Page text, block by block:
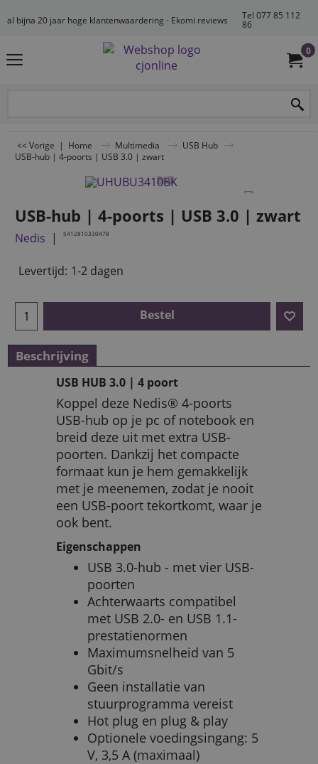
al bijna 20 jaar hoge klantenwaardering - Ekomi reviews
Tel 077 85 112
86
0
<< Vorige | Home Multimedia
USB Hub
USB-hub | 4-poorts | USB 3.0 | zwart
USB-hub | 4-poorts | USB 3.0 | zwart
Nedis 5412810330478
Levertijd: 1-2 dagen
Bestel
Beschrijving
USB HUB 3.0 | 4 poort
Koppel deze Nedis® 4-poorts
USB-hub op je pc of notebook en
breid deze uit met extra USB-
poorten. Dankzij het compacte
formaat kun je hem gemakkelijk
met je meenemen, zodat je nooit
een USB-poort tekortkomt, waar je
ook bent.
Eigenschappen
USB 3.0-hub - met vier USB-
poorten
Achterwaarts compatibel
met USB 2.0- en USB 1.1-
prestatienormen
Maximumsnelheid van 5
Gbit/s
Geen installatie van
stuurprogramma vereist
Hot plug en plug & play
Optionele voedingsingang: 5
V, 3,5 A (maximaal)